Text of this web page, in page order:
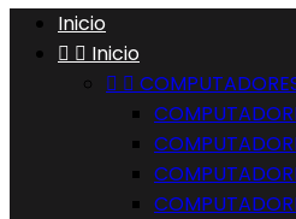
Inicio
  Inicio
 